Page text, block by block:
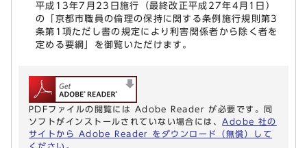
平成13年7月23日施行（最終改正平成27年4月1日）
の「京都市職員の倫理の保持に関する条例施行規則第3
条第1項ただし書の規定により利害関係者から除く者を
定める要綱」を御覧いただけます。
PDFファイルの閲覧には Adobe Reader が必要です。同
ソフトがインストールされていない場合には、 Adobe 社の
サイトから Adobe Reader をダウンロード（無償）して
ください。